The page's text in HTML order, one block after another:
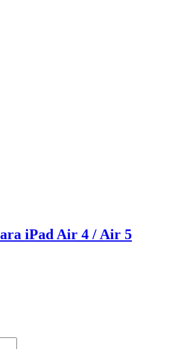
iPad Air 4 / Air 5